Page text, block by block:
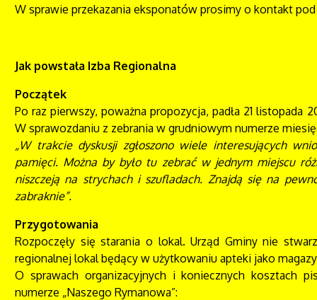
W sprawie przekazania eksponatów prosimy o kontakt
Jak powstała Izba Regionalna
Początek
Po raz pierwszy, poważna propozycja, padła 21 listopada
W sprawozdaniu z zebrania w grudniowym numerze
„W trakcie dyskusji zgłoszono wiele interesujących
pamięci. Można by było tu zebrać w jednym miejscu
niszczeją na strychach i szufladach. Znajdą się na
zabraknie”.
Przygotowania
Rozpoczęły się starania o lokal. Urząd Gminy nie
regionalnej lokal będący w użytkowaniu apteki jako
O sprawach organizacyjnych i koniecznych kosztach
numerze „Naszego Rymanowa”: